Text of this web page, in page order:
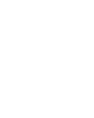
(Benzine), 5